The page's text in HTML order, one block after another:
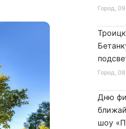
Город,
Город,
Дню
шоу